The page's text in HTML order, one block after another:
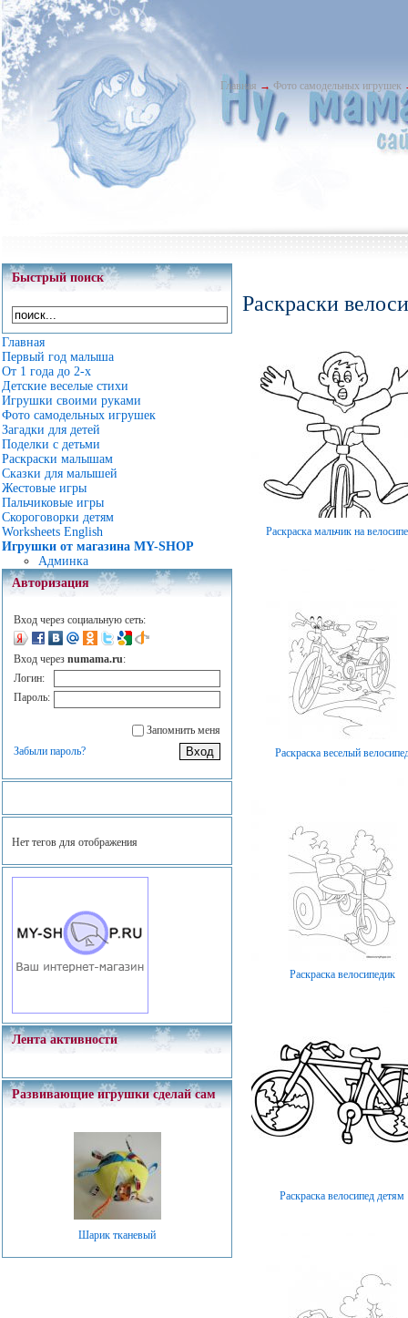
Главная → Фото самодельных игрушек
Быстрый поиск
Главная
Первый год малыша
От 1 года до 2-х
Детские веселые стихи
Игрушки своими руками
Фото самодельных игрушек
Загадки для детей
Поделки с детьми
Раскраски малышам
Сказки для малышей
Жестовые игры
Пальчиковые игры
Скороговорки детям
Worksheets English
Игрушки от магазина MY-SHOP
Админка
Авторизация
Вход через социальную сеть:
Вход через numama.ru:
Логин:
Пароль:
Запомнить меня
Забыли пароль?
Нет тегов для отображения
Лента активности
Развивающие игрушки сделай сам
Шарик тканевый
Раскраски
Раскраска мальчик на
Раскраска веселый
Раскраска велосипедик
Раскраска велосипед детям